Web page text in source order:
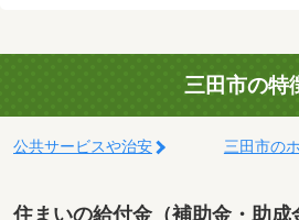
三田市の特
公共サービスや治安 三田市の
住まいの給付金（補助金・助成